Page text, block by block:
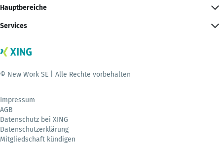
Hauptbereiche
Services
© New Work SE | Alle Rechte vorbehalten
Impressum
AGB
Datenschutz bei XING
Datenschutzerklärung
Mitgliedschaft kündigen